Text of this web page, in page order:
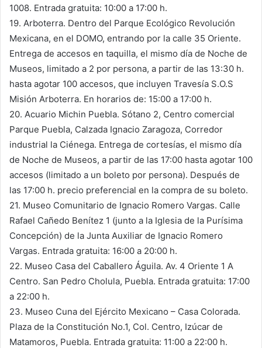
1008. Entrada gratuita: 10:00 a 17:00 h.
19. Arboterra. Dentro del Parque Ecológico Revolución
Mexicana, en el DOMO, entrando por la calle 35 Oriente.
Entrega de accesos en taquilla, el mismo día de Noche de
Museos, limitado a 2 por persona, a partir de las 13:30 h.
hasta agotar 100 accesos, que incluyen Travesía S.O.S
Misión Arboterra. En horarios de: 15:00 a 17:00 h.
20. Acuario Michin Puebla. Sótano 2, Centro comercial
Parque Puebla, Calzada Ignacio Zaragoza, Corredor
industrial la Ciénega. Entrega de cortesías, el mismo día
de Noche de Museos, a partir de las 17:00 hasta agotar 100
accesos (limitado a un boleto por persona). Después de
las 17:00 h. precio preferencial en la compra de su boleto.
21. Museo Comunitario de Ignacio Romero Vargas. Calle
Rafael Cañedo Benítez 1 (junto a la Iglesia de la Purísima
Concepción) de la Junta Auxiliar de Ignacio Romero
Vargas. Entrada gratuita: 16:00 a 20:00 h.
22. Museo Casa del Caballero Águila. Av. 4 Oriente 1 A
Centro. San Pedro Cholula, Puebla. Entrada gratuita: 17:00
a 22:00 h.
23. Museo Cuna del Ejército Mexicano – Casa Colorada.
Plaza de la Constitución No.1, Col. Centro, Izúcar de
Matamoros, Puebla. Entrada gratuita: 11:00 a 22:00 h.